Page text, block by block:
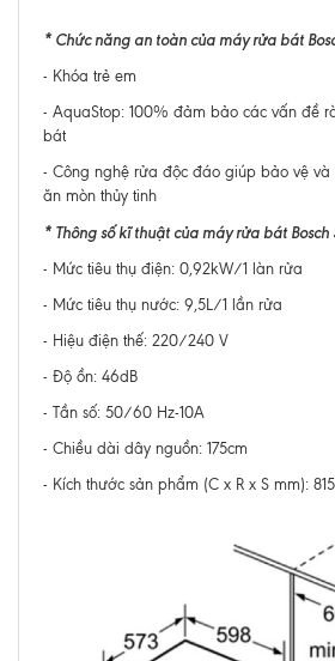
* Chức năng an toàn của máy rửa bát
- Khóa trẻ em
- AquaStop: 100% đảm bảo các vấn đề
bát
- Công nghệ rửa độc đáo giúp bảo vệ
ăn mòn thủy tinh
* Thông số kĩ thuật của máy rửa bát Bosch
- Mức tiêu thụ điện: 0,92kW/1 làn rửa
- Mức tiêu thụ nước: 9,5L/1 lần rửa
- Hiệu điện thế: 220/240 V
- Độ ồn: 46dB
- Tần số: 50/60 Hz-10A
- Chiều dài dây nguồn: 175cm
- Kích thước sản phẩm (C x R x S mm):